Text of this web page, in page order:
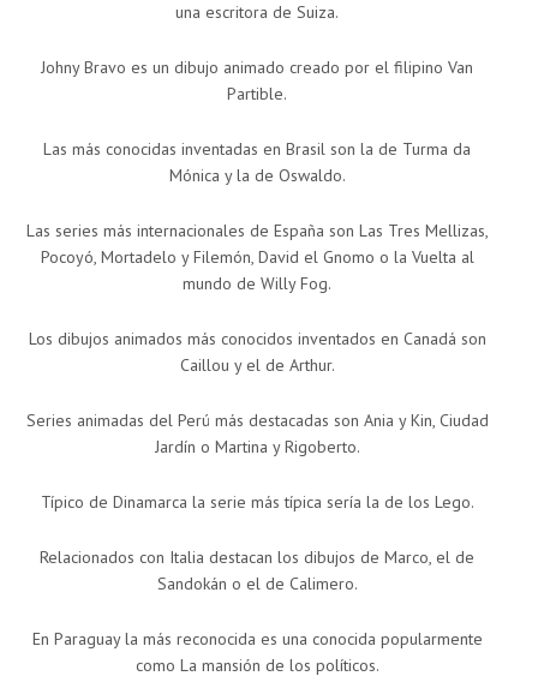
una escritora de Suiza.
Johny Bravo es un dibujo animado creado por el filipino Van
Partible.
Las más conocidas inventadas en Brasil son la de Turma da
Mónica y la de Oswaldo.
Las series más internacionales de España son Las Tres Mellizas,
Pocoyó, Mortadelo y Filemón, David el Gnomo o la Vuelta al
mundo de Willy Fog.
Los dibujos animados más conocidos inventados en Canadá son
Caillou y el de Arthur.
Series animadas del Perú más destacadas son Ania y Kin, Ciudad
Jardín o Martina y Rigoberto.
Típico de Dinamarca la serie más típica sería la de los Lego.
Relacionados con Italia destacan los dibujos de Marco, el de
Sandokán o el de Calimero.
En Paraguay la más reconocida es una conocida popularmente
como La mansión de los políticos.